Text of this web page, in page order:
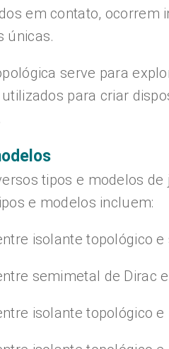
em contato, ocorrem
únicas.
serve para
para criar
tipos e modelos
e modelos incluem:
isolante topológico
semimetal de Dirac
isolante topológico